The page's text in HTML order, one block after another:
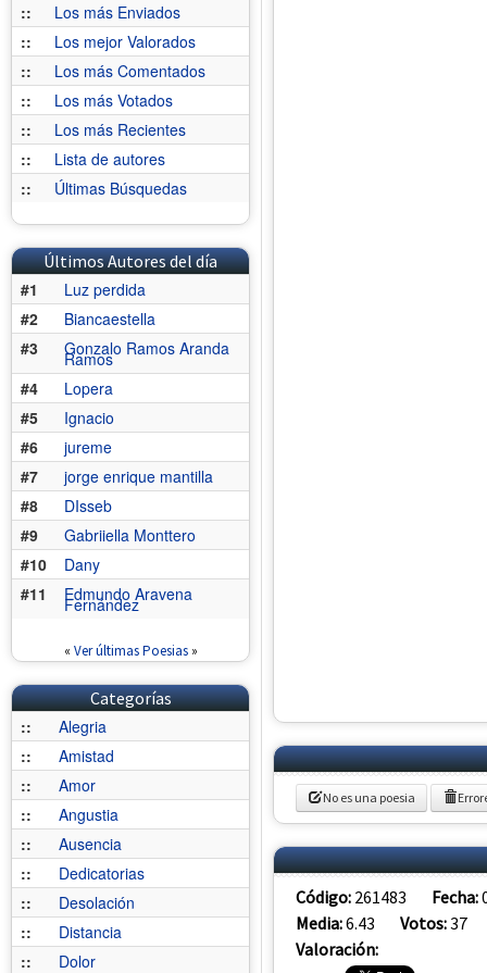
::
Los más Enviados
::
Los mejor Valorados
::
Los más Comentados
::
Los más Votados
::
Los más Recientes
::
Lista de autores
::
Últimas Búsquedas
Últimos Autores del día
#1
Luz perdida
#2
Biancaestella
#3
Gonzalo Ramos Aranda
Ramos
#4
Lopera
#5
Ignacio
#6
jureme
#7
jorge enrique mantilla
#8
DIsseb
#9
Gabriiella Monttero
#10
Dany
#11
Edmundo Aravena
Fernández
« Ver últimas Poesias»
Categorías
::
Alegria
::
Amistad
::
Amor
::
Angustia
::
Ausencia
::
Dedicatorias
::
Desolación
::
Distancia
::
Dolor
No es una poesia
Código: 261483 Fecha:
Media:6.43 Votos:37
Valoración: